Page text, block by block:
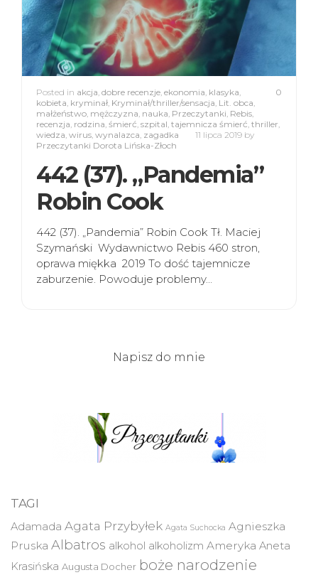
0
Posted in akcja dobre recenzje ekonomia klasyka
kobieta kryminał Kryminał/thriller/sensacja Lit. obca
małżeństwo mężczyzna nauka Przeczytanki Rebis
recenzja rodzina śmierć szpital tajemnicza śmierć thriller
wiedza wirus wynalazca zagadka 11 lipca 2019 by
Przeczytanki Dorota Lińska-Złoch
442 (37). „Pandemia”
Robin Cook
442 (37). „Pandemia” Robin Cook Tł. Maciej
Szymański Wydawnictwo Rebis 460 stron,
oprawa miękka 2019 To dość tajemnicze
zaburzenie. Powoduje problemy…
Napisz do mnie
TAGI
Adamada Agata Przybyłek Agata Suchocka Agnieszka
Pruska Albatros alkohol alkoholizm Ameryka Aneta
Krasińska Augusta Docher boże narodzenie